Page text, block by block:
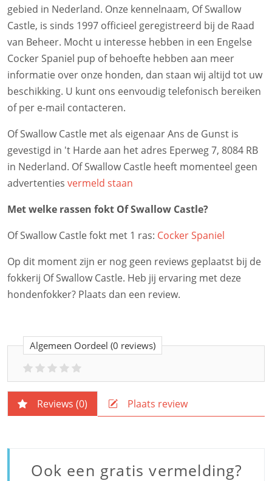
gebied in Nederland. Onze kennelnaam, Of Swallow
Castle, is sinds 1997 officieel geregistreerd bij de Raad
van Beheer. Mocht u interesse hebben in een Engelse
Cocker Spaniel pup of behoefte hebben aan meer
informatie over onze honden, dan staan wij altijd tot uw
beschikking. U kunt ons eenvoudig telefonisch bereiken
of per e-mail contacteren.
Of Swallow Castle met als eigenaar Ans de Gunst is
gevestigd in 't Harde aan het adres Eperweg 7, 8084 RB
in Nederland. Of Swallow Castle heeft momenteel geen
advertenties vermeld staan
Met welke rassen fokt Of Swallow Castle?
Of Swallow Castle fokt met 1 ras: Cocker Spaniel
Op dit moment zijn er nog geen reviews geplaatst bij de
fokkerij Of Swallow Castle. Heb jij ervaring met deze
hondenfokker? Plaats dan een review.
Algemeen Oordeel (0 reviews)
Reviews (0) Plaats review
Ook een gratis vermelding?